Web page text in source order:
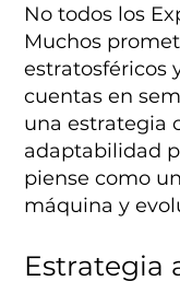
No todos los
Muchos
estratosféricos
cuentas en
una estrategia
adaptabilidad
piense como
máquina y
Estrategia